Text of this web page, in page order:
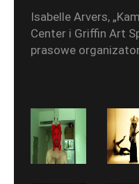
Isabelle Arvers,
Center i Griffin Art
prasowe